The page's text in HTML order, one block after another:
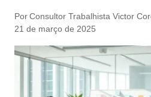
Por Consultor Trabalhista Victor
21 de março de 2025